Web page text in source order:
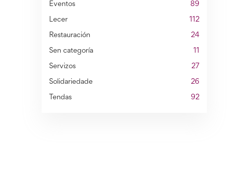
Eventos 89
Lecer 112
Restauración 24
Sen categoría 11
Servizos 27
Solidariedade 26
Tendas 92